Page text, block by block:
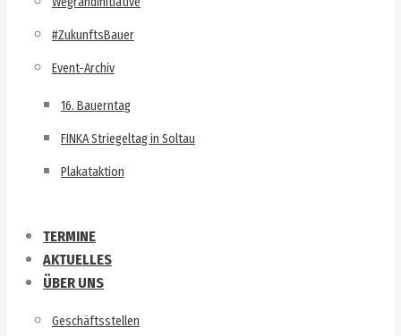
#ZukunftsBauer
Event-Archiv
16. Bauerntag
FINKA Striegeltag in Soltau
Plakataktion
TERMINE
AKTUELLES
ÜBER UNS
Geschäftsstellen